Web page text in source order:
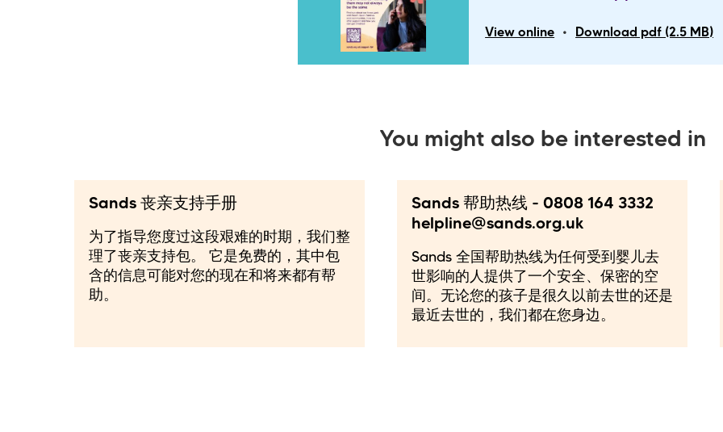
View online • Download pdf (2.5 MB)
You might also be interested in
Sands 丧亲支持手册
为了指导您度过这段艰难的时期，我们整
理了丧亲支持包。 它是免费的，其中包
含的信息可能对您的现在和将来都有帮
助。
Sands 帮助热线 - 0808 164 3332
helpline@sands.org.uk
Sands 全国帮助热线为任何受到婴儿去
世影响的人提供了一个安全、保密的空
间。无论您的孩子是很久以前去世的还是
最近去世的，我们都在您身边。